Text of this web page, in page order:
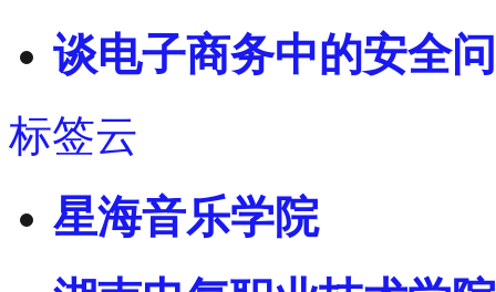
谈电子商务中的安全
标签云
星海音乐学院